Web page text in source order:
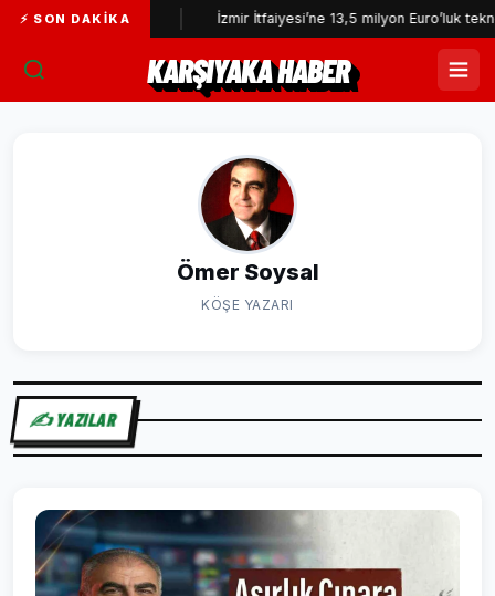
⚡ SON DAKIKA
Yardımcısı... İzmir İtfaiyesi’ne 13,5 milyon Euro’luk
KARŞIYAKA HABER
Ömer Soysal
KÖŞE YAZARI
✍️ YAZILAR